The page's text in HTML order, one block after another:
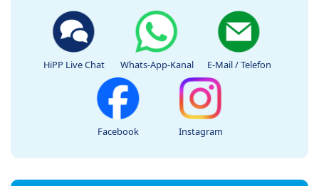
HiPP Live Chat Whats-App-Kanal E-Mail / Telefon
Facebook Instagram